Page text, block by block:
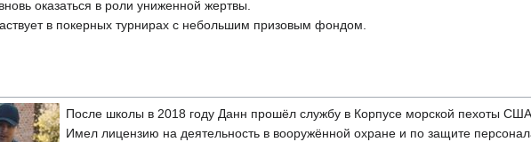
оказаться в роли униженной жертвы.
в покерных турнирах с небольшим призовым фондом.
После школы в 2018 году Данн прошёл службу в Корпусе морской пехоты
Имел лицензию на деятельность в вооружённой охране и по защите